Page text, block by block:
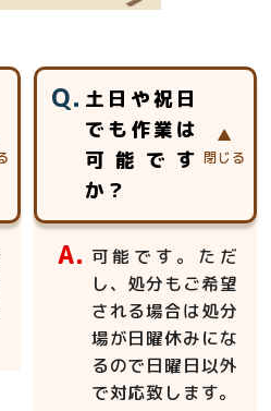
土日や祝日
でも作業は
可能です
か？
可能です。ただ
し、処分もご希望
される場合は処分
場が日曜休みにな
るので日曜日以外
で対応致します。